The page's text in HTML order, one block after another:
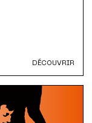
DÉCOUVRIR